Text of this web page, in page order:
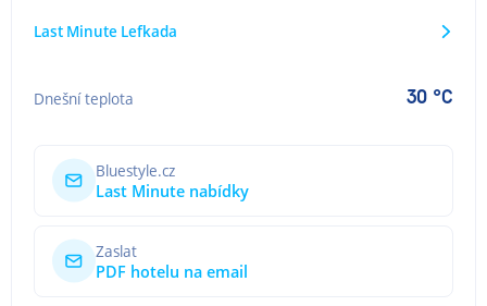
Last Minute Lefkada
Dnešní teplota 30 °C
Bluestyle.cz
Last Minute nabídky
Zaslat
PDF hotelu na email